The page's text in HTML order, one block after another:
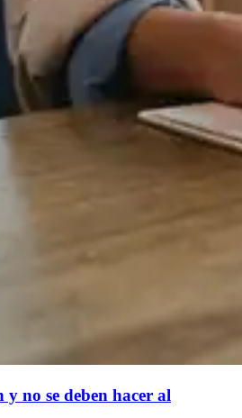
y no se deben hacer al